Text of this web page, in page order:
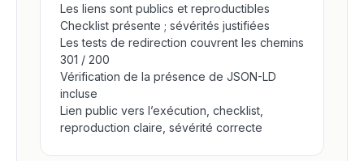
Les liens sont publics et reproductibles
Checklist présente ; sévérités justifiées
Les tests de redirection couvrent les chemins
301 / 200
Vérification de la présence de JSON-LD
incluse
Lien public vers l’exécution, checklist,
reproduction claire, sévérité correcte